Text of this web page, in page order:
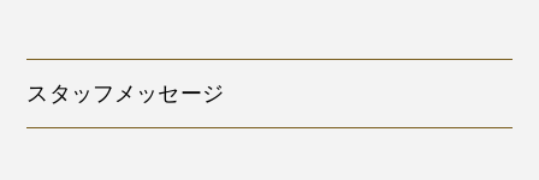
スタッフメッセージ